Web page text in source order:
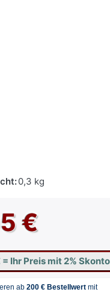
0,3 kg
€
= Ihr Preis mit 2%